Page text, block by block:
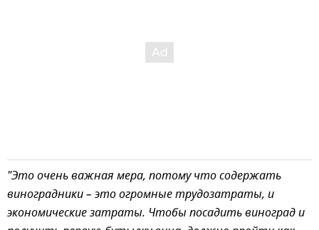
"Это очень важная мера, потому что содержать
виноградники – это огромные трудозатраты, и
экономические затраты. Чтобы посадить виноград и